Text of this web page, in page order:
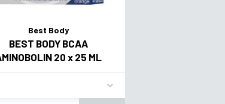
Best Body
BEST BODY BCAA
20 x 25 ML